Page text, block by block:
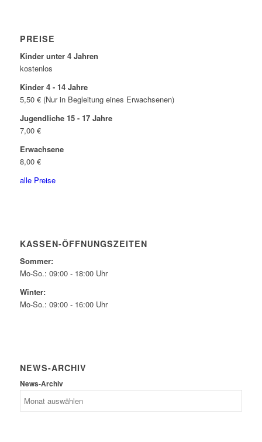
PREISE
Kinder unter 4 Jahren
kostenlos
Kinder 4 - 14 Jahre
5,50 € (Nur in Begleitung eines Erwachsenen)
Jugendliche 15 - 17 Jahre
7,00 €
Erwachsene
8,00 €
alle Preise
KASSEN-ÖFFNUNGSZEITEN
Sommer:
Mo-So.: 09:00 - 18:00 Uhr
Winter:
Mo-So.: 09:00 - 16:00 Uhr
NEWS-ARCHIV
News-Archiv